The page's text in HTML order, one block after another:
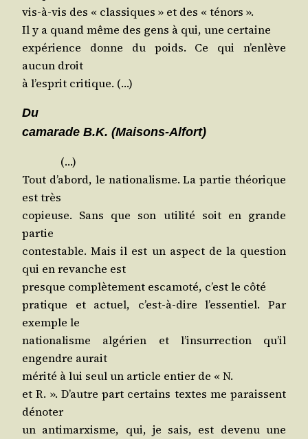
vis-à-vis des « clas­siques » et des « ténors ».
Il y a quand même des gens à qui, une certaine
expé­rience donne du poids. Ce qui n’en­lève
aucun droit
à l’es­prit critique. (…)
Du
cama­rade B.K. (Mai­sons-Alfort)
(…)
Tout d’a­bord, le natio­na­lisme. La par­tie théo­rique
est très
copieuse. Sans que son uti­li­té soit en grande
partie
contes­table. Mais il est un aspect de la ques­tion
qui en revanche est
presque com­plè­te­ment esca­mo­té, c’est le côté
pra­tique et actuel, c’est-à-dire l’es­sen­tiel. Par
exemple le
natio­na­lisme algé­rien et l’in­sur­rec­tion qu’il
engendre aurait
méri­té à lui seul un article entier de « N.
et R. ». D’autre part cer­tains textes me paraissent
dénoter
un anti­marxisme, qui, je sais, est deve­nu une